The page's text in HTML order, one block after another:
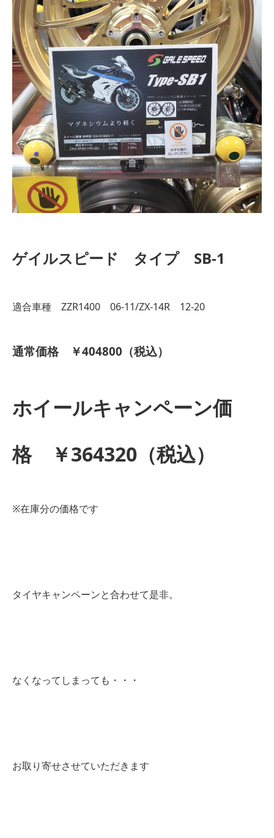
ゲイルスピード タイプ SB-1
適合車種 ZZR1400 06-11/ZX-14R 12-20
通常価格 ￥404800（税込）
ホイールキャンペーン価
格 ￥364320（税込）
※在庫分の価格です
タイヤキャンペーンと合わせて是非。
なくなってしまっても・・・
お取り寄せさせていただきます